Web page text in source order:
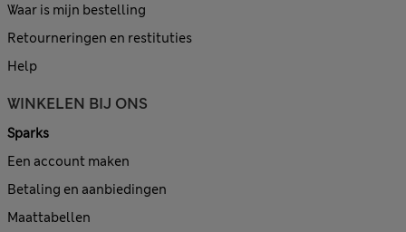
Waar is mijn bestelling
Retourneringen en restituties
Help
WINKELEN BIJ ONS
Sparks
Een account maken
Betaling en aanbiedingen
Maattabellen